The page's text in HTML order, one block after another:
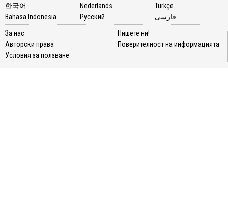
한국어
Bahasa Indonesia
Nederlands
Русский
Türkçe
فارسی
За нас
Авторски права
Условия за ползване
Пишете ни!
Поверителност на информацията